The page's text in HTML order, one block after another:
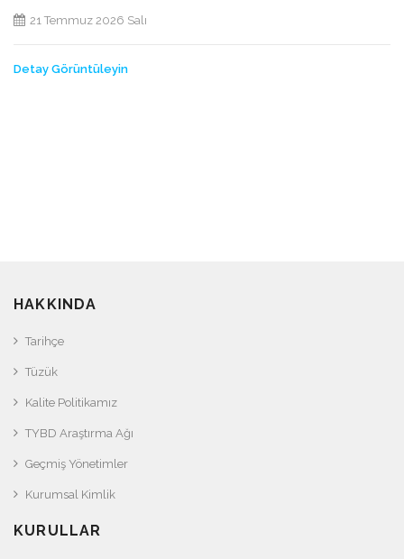
21 Temmuz 2026 Salı
Detay Görüntüleyin
HAKKINDA
Tarihçe
Tüzük
Kalite Politikamız
TYBD Araştırma Ağı
Geçmiş Yönetimler
Kurumsal Kimlik
KURULLAR